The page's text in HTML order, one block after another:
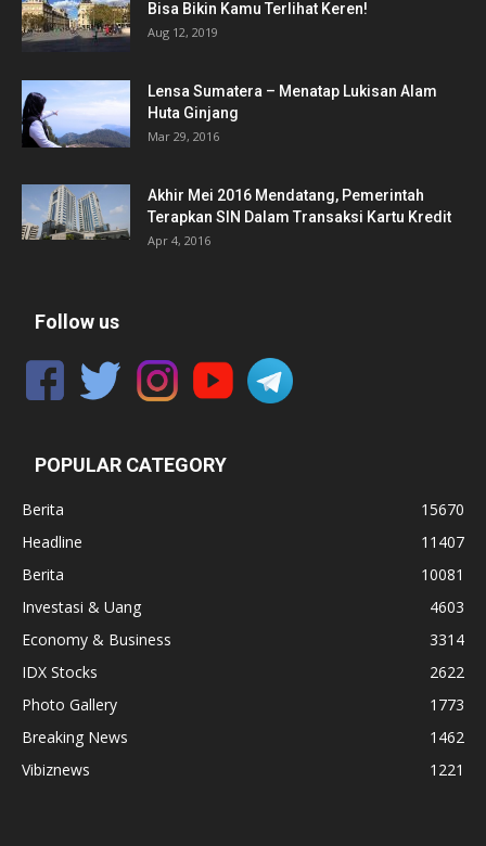
Bisa Bikin Kamu Terlihat Keren!
Aug 12, 2019
Lensa Sumatera – Menatap Lukisan Alam
Huta Ginjang
Mar 29, 2016
Akhir Mei 2016 Mendatang, Pemerintah
Terapkan SIN Dalam Transaksi Kartu Kredit
Apr 4, 2016
Follow us
POPULAR CATEGORY
Berita
15670
Headline
11407
Berita
10081
Investasi & Uang
4603
Economy & Business
3314
IDX Stocks
2622
Photo Gallery
1773
Breaking News
1462
Vibiznews
1221